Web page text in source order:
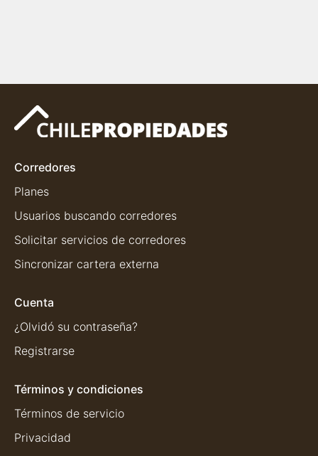
Corredores
Planes
Usuarios buscando corredores
Solicitar servicios de corredores
Sincronizar cartera externa
Cuenta
¿Olvidó su contraseña?
Registrarse
Términos y condiciones
Términos de servicio
Privacidad